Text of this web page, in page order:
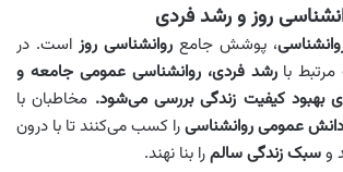
روز و رشد فردی
، پوشش جامع روانشناسی روز است. در
با رشد فردی، روانشناسی عمومی جامعه و
بهبود کیفیت زندگی بررسی می‌شود. مخاطبان با
دانش عمومی روانشناسیرا کسب می‌کنند تا با درون
وسبک زندگی سالمرا بنا نهند.